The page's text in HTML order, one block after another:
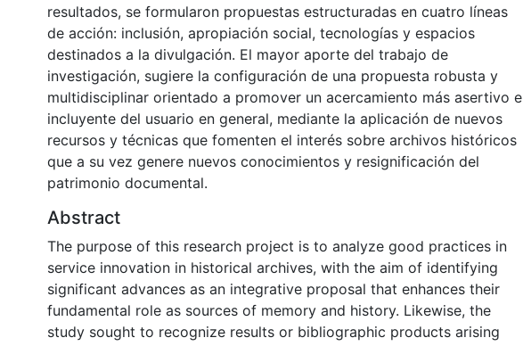
resultados, se formularon propuestas estructuradas en cuatro líneas
de acción: inclusión, apropiación social, tecnologías y espacios
destinados a la divulgación. El mayor aporte del trabajo de
investigación, sugiere la configuración de una propuesta robusta y
multidisciplinar orientado a promover un acercamiento más asertivo e
incluyente del usuario en general, mediante la aplicación de nuevos
recursos y técnicas que fomenten el interés sobre archivos históricos
que a su vez genere nuevos conocimientos y resignificación del
patrimonio documental.
Abstract
The purpose of this research project is to analyze good practices in
service innovation in historical archives, with the aim of identifying
significant advances as an integrative proposal that enhances their
fundamental role as sources of memory and history. Likewise, the
study sought to recognize results or bibliographic products arising